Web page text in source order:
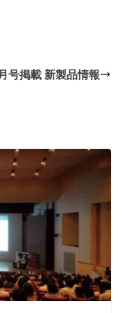
号掲載 新製品情報